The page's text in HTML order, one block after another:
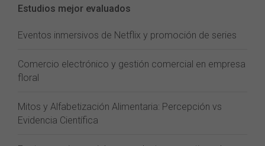
Estudios mejor evaluados
Eventos inmersivos de Netflix y promoción de series
Comercio electrónico y gestión comercial en empresa
floral
Mitos y Alfabetización Alimentaria: Percepción vs
Evidencia Científica